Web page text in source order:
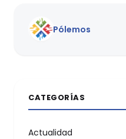
Pólemos
CATEGORÍAS
Actualidad